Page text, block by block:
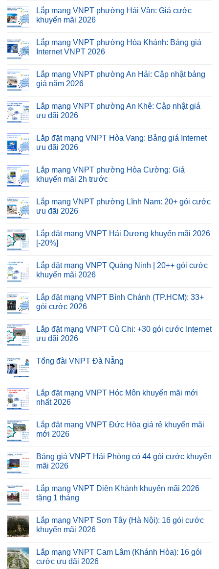
Lắp mạng VNPT phường Hải Vân: Giá cước
khuyến mãi 2026
Lắp mạng VNPT phường Hòa Khánh: Bảng giá
Internet VNPT 2026
Lắp mạng VNPT phường An Hải: Cập nhật bảng
giá năm 2026
Lắp mạng VNPT phường An Khê: Cập nhật giá
ưu đãi 2026
Lắp đặt mạng VNPT Hòa Vang: Bảng giá Internet
ưu đãi 2026
Lắp mạng VNPT phường Hòa Cường: Giá
khuyến mãi 2h trước
Lắp mạng VNPT phường Lĩnh Nam: 20+ gói cước
ưu đãi 2026
Lắp đặt mạng VNPT Hải Dương khuyến mãi 2026
[-20%]
Lắp đặt mạng VNPT Quảng Ninh | 20++ gói cước
khuyến mãi 2026
Lắp đặt mạng VNPT Bình Chánh (TP.HCM): 33+
gói cước 2026
Lắp đặt mạng VNPT Củ Chi: +30 gói cước Internet
ưu đãi 2026
Tổng đài VNPT Đà Nẵng
Lắp đặt mạng VNPT Hóc Môn khuyến mãi mới
nhất 2026
Lắp đặt mạng VNPT Đức Hòa giá rẻ khuyến mãi
mới 2026
Bảng giá VNPT Hải Phòng có 44 gói cước khuyến
mãi 2026
Lắp mạng VNPT Diên Khánh khuyến mãi 2026
tặng 1 tháng
Lắp mạng VNPT Sơn Tây (Hà Nội): 16 gói cước
khuyến mãi 2026
Lắp mạng VNPT Cam Lâm (Khánh Hòa): 16 gói
cước ưu đãi 2026